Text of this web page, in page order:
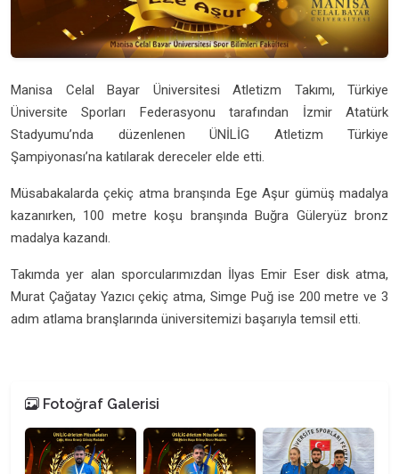
Manisa Celal Bayar Üniversitesi Atletizm Takımı, Türkiye
Üniversite Sporları Federasyonu tarafından İzmir Atatürk
Stadyumu’nda düzenlenen ÜNİLİG Atletizm Türkiye
Şampiyonası’na katılarak dereceler elde etti.
Müsabakalarda çekiç atma branşında Ege Aşur gümüş madalya
kazanırken, 100 metre koşu branşında Buğra Güleryüz bronz
madalya kazandı.
Takımda yer alan sporcularımızdan İlyas Emir Eser disk atma,
Murat Çağatay Yazıcı çekiç atma, Simge Puğ ise 200 metre ve 3
adım atlama branşlarında üniversitemizi başarıyla temsil etti.
Fotoğraf Galerisi